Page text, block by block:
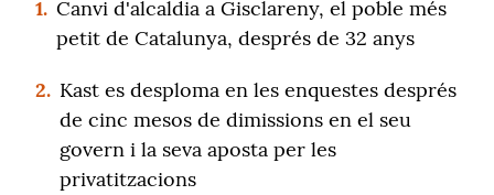
1. Canvi d'alcaldia a Gisclareny, el poble més
petit de Catalunya, després de 32 anys
2. Kast es desploma en les enquestes després
de cinc mesos de dimissions en el seu
govern i la seva aposta per les
privatitzacions